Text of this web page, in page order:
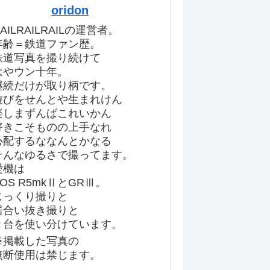
oridon
の運営者。
齢＝鉄道ファン歴。
道写真を撮り続けて
やウン十年。
続だけが取り柄です。
びをせんとや生まれけん
しまずんばこれいかん
きこそものの上手なれ
配するななんとかなる
んなゆるさで撮ってます。
機は
R5mkⅡとGRⅢ。
っくり撮りと
合い抜き撮りと
台を使い分けています。
載した写真の
断使用は禁じます。